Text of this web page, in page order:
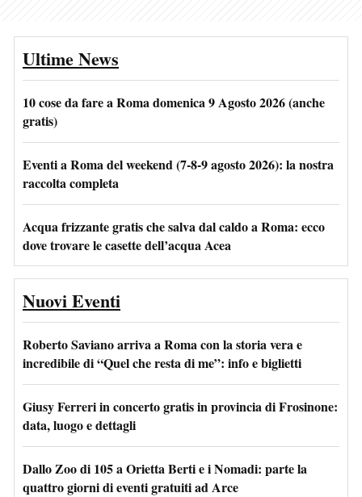
Ultime News
10 cose da fare a Roma domenica 9 Agosto 2026 (anche
gratis)
Eventi a Roma del weekend (7-8-9 agosto 2026): la nostra
raccolta completa
Acqua frizzante gratis che salva dal caldo a Roma: ecco
dove trovare le casette dell’acqua Acea
Nuovi Eventi
Roberto Saviano arriva a Roma con la storia vera e
incredibile di “Quel che resta di me”: info e biglietti
Giusy Ferreri in concerto gratis in provincia di Frosinone:
data, luogo e dettagli
Dallo Zoo di 105 a Orietta Berti e i Nomadi: parte la
quattro giorni di eventi gratuiti ad Arce